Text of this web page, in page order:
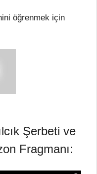
öğrenmek için
Şerbeti ve
Fragmanı: